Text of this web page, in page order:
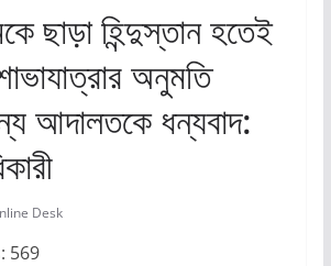
ছাড়া হিন্দুস্তান হতেই
অনুমতি
আদালতকে ধন্যবাদ:
Desk
569